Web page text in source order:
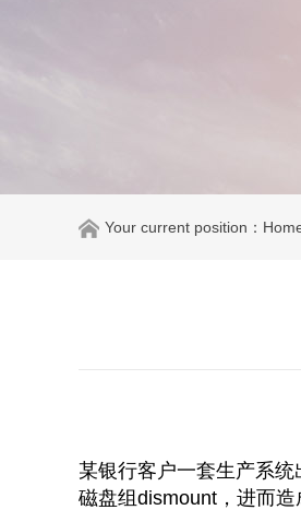
Your current position：
某银行客户一套生产系
磁盘组dismount，进而